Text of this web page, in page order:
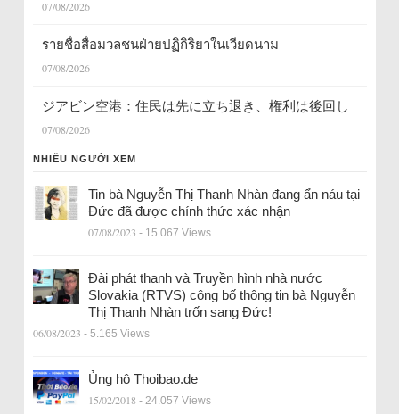
07/08/2026
รายชื่อสื่อมวลชนฝ่ายปฏิกิริยาในเวียดนาม
07/08/2026
ジアビン空港：住民は先に立ち退き、権利は後回し
07/08/2026
NHIỀU NGƯỜI XEM
Tin bà Nguyễn Thị Thanh Nhàn đang ẩn náu tại
Đức đã được chính thức xác nhận
07/08/2023 - 15.067 Views
Đài phát thanh và Truyền hình nhà nước
Slovakia (RTVS) công bố thông tin bà Nguyễn
Thị Thanh Nhàn trốn sang Đức!
06/08/2023 - 5.165 Views
Ủng hộ Thoibao.de
15/02/2018 - 24.057 Views